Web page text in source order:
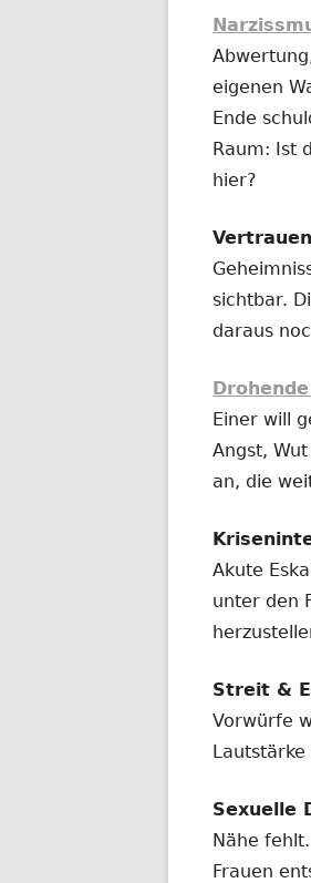
eigenen
Ende
Raum: Ist
hier?
sichtbar.
daraus
Einer will
Angst,
an, die
Akute
unter den
Streit &
Vorwürfe
Sexuelle
Nähe
Frauen